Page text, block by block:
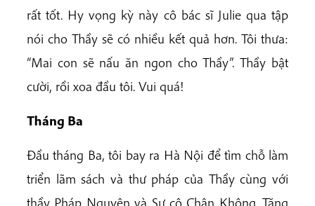
rất tốt. Hy vọng kỳ này cô bác sĩ Julie qua tập
nói cho Thầy sẽ có nhiều kết quả hơn. Tôi thưa:
“Mai con sẽ nấu ăn ngon cho Thầy”. Thầy bật
cười, rồi xoa đầu tôi. Vui quá!
Tháng Ba
Đầu tháng Ba, tôi bay ra Hà Nội để tìm chỗ làm
triển lãm sách và thư pháp của Thầy cùng với
thầy Pháp Nguyện và Sư cô Chân Không. Tăng